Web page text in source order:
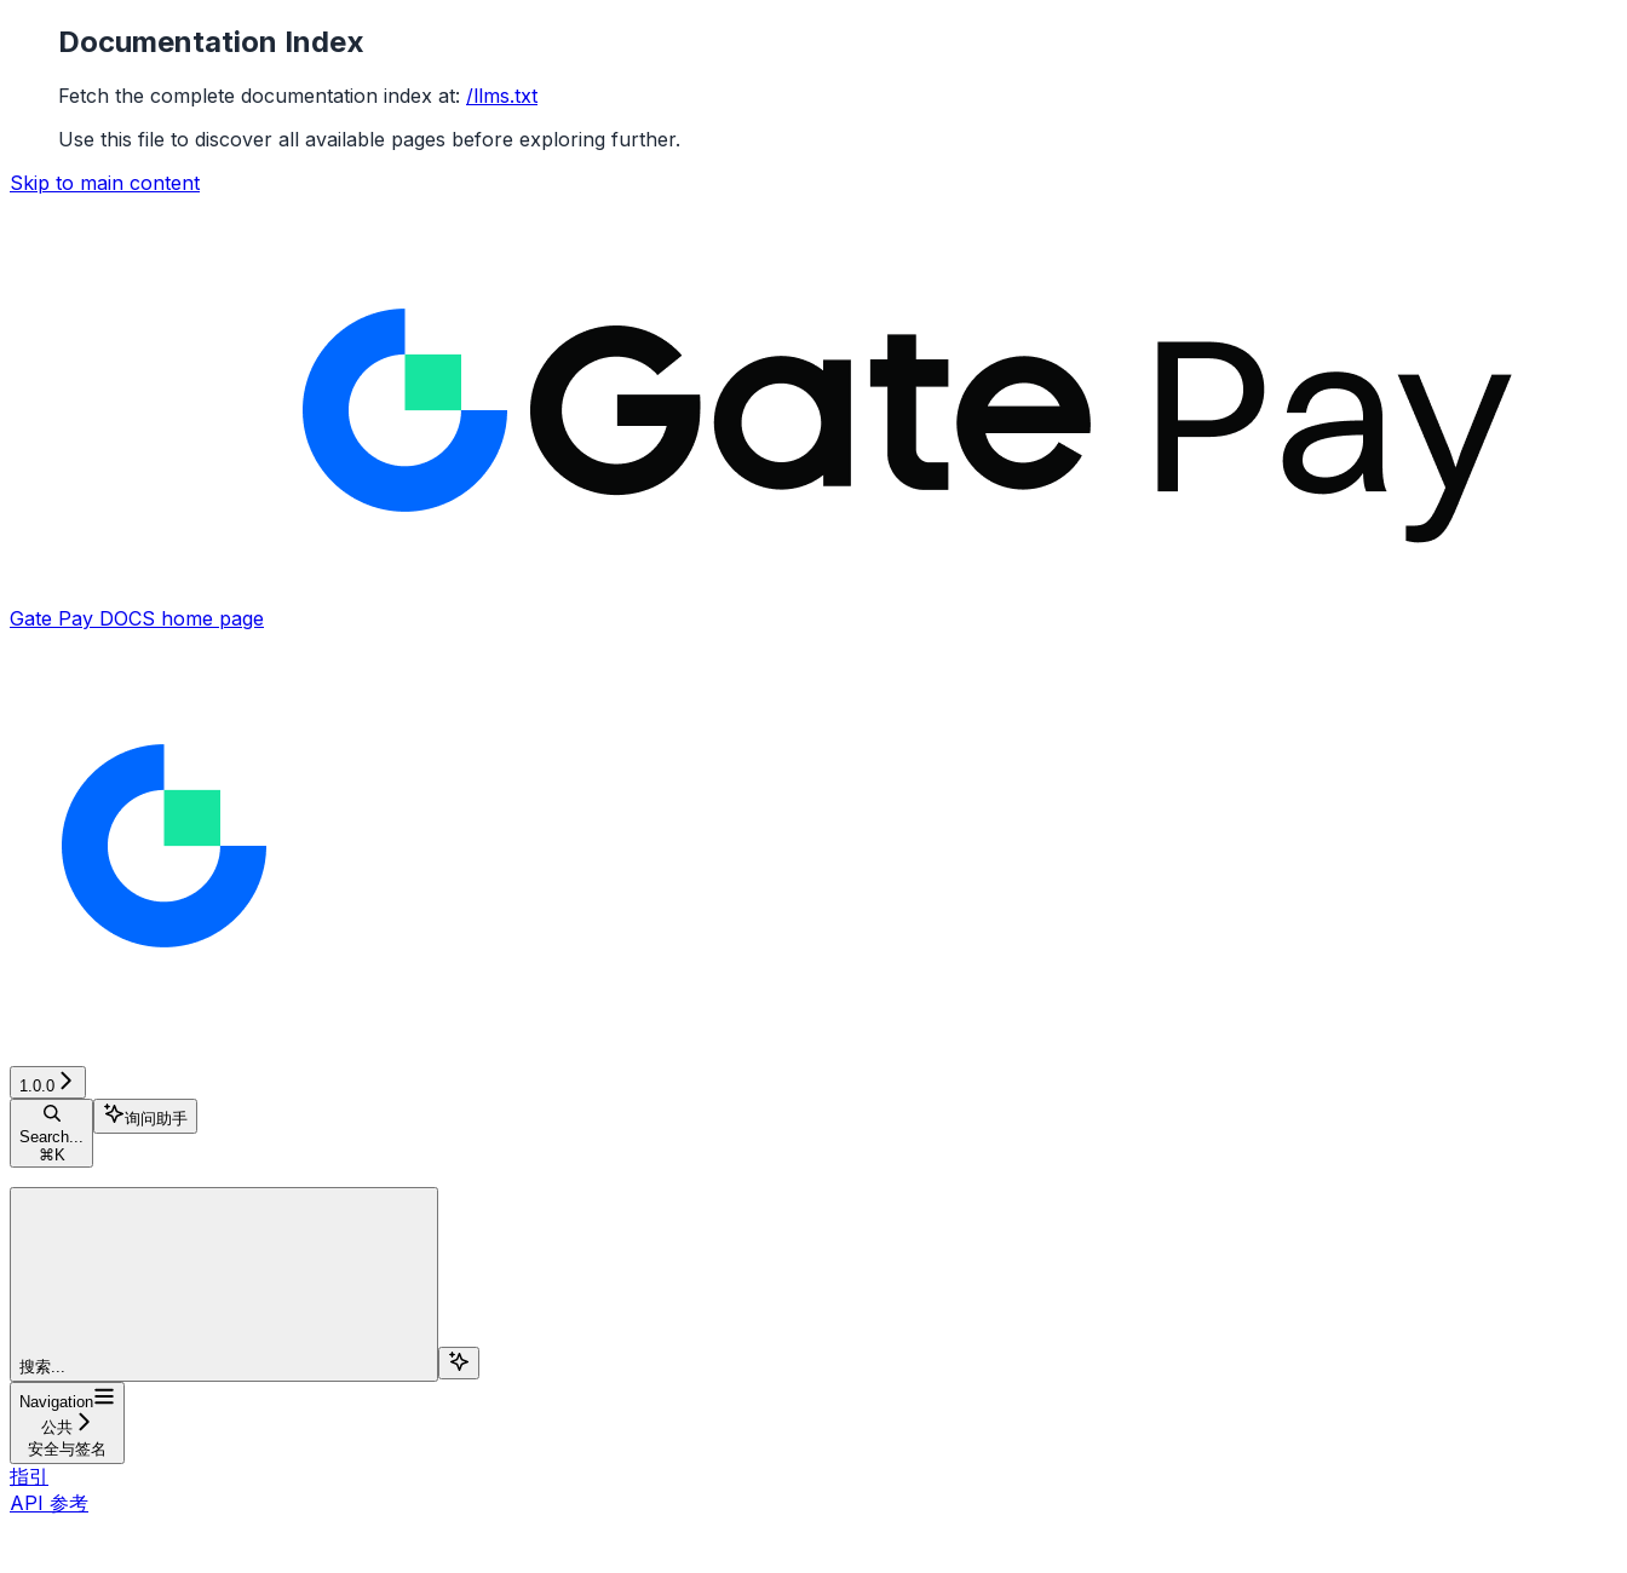
Documentation Index
Fetch the complete documentation index at: /llms.txt
Use this file to discover all available pages before exploring further.
Skip to main content
Gate Pay DOCS home page
1.0.0
Search...
⌘ K
询问助手
搜索...
Navigation
公共
安全与签名
指引
API 参考